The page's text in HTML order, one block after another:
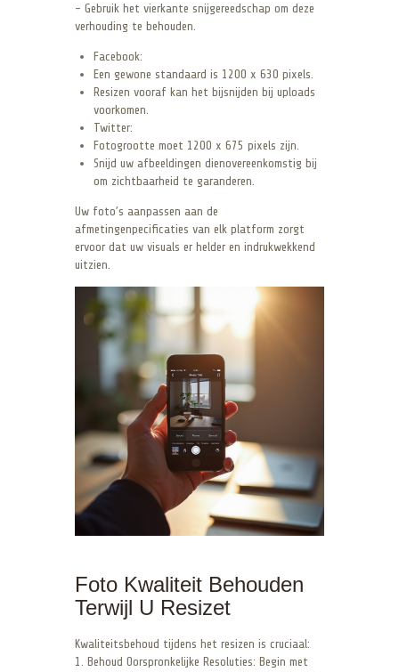
– Gebruik het vierkante snijgereedschap om deze
verhouding te behouden.
Facebook:
Een gewone standaard is 1200 x 630 pixels.
Resizen vooraf kan het bijsnijden bij uploads
voorkomen.
Twitter:
Fotogrootte moet 1200 x 675 pixels zijn.
Snijd uw afbeeldingen dienovereenkomstig bij
om zichtbaarheid te garanderen.
Uw foto’s aanpassen aan de
afmetingenpecificaties van elk platform zorgt
ervoor dat uw visuals er helder en indrukwekkend
uitzien.
Foto Kwaliteit Behouden
Terwijl U Resizet
Kwaliteitsbehoud tijdens het resizen is cruciaal:
1. Behoud Oorspronkelijke Resoluties: Begin met